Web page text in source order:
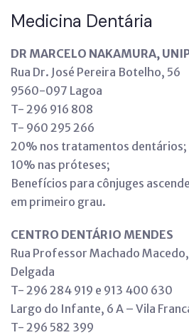
Medicina Dentária
DR MARCELO NAKAMURA,
Rua Dr. José Pereira Botelho, 56
9560-097 Lagoa
T- 296 916 808
T- 960 295 266
20% nos tratamentos dentários;
10% nas próteses;
Benefícios para cônjuges
em primeiro grau.
CENTRO DENTÁRIO MENDES
Rua Professor Machado
Delgada
T- 296 284 919 e 913 400 630
Largo do Infante, 6 A – Vila
T- 296 582 399